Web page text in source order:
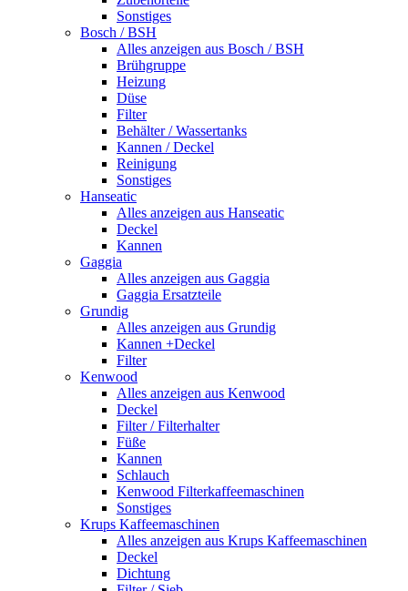
Sonstiges
Bosch / BSH
Alles anzeigen aus Bosch / BSH
Brühgruppe
Heizung
Düse
Filter
Behälter / Wassertanks
Kannen / Deckel
Reinigung
Sonstiges
Hanseatic
Alles anzeigen aus Hanseatic
Deckel
Kannen
Gaggia
Alles anzeigen aus Gaggia
Gaggia Ersatzteile
Grundig
Alles anzeigen aus Grundig
Kannen +Deckel
Filter
Kenwood
Alles anzeigen aus Kenwood
Deckel
Filter / Filterhalter
Füße
Kannen
Schlauch
Kenwood Filterkaffeemaschinen
Sonstiges
Krups Kaffeemaschinen
Alles anzeigen aus Krups Kaffeemaschinen
Deckel
Dichtung